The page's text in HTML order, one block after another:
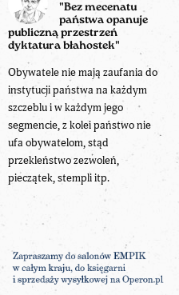
"Bez mecenatu
państwa opanuje
publiczną przestrzeń
dyktatura błahostek"
Obywatele nie mają zaufania do
instytucji państwa na każdym
szczeblu i w każdym jego
segmencie, z kolei państwo nie
ufa obywatelom, stąd
przekleństwo zezwoleń,
pieczątek, stempli itp.